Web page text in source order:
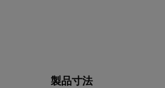
製品寸法